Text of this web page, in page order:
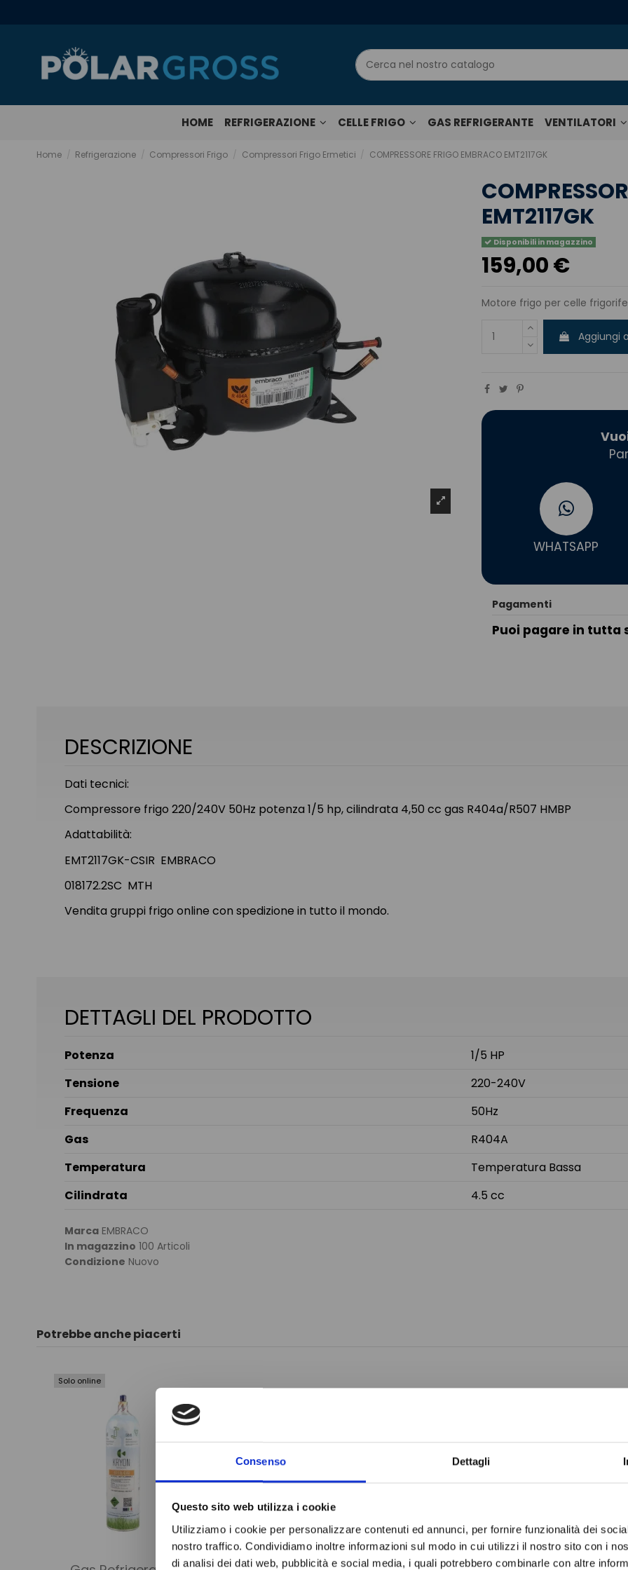
Consenso Dettagli
Questo sito web utilizza i cookie
Utilizziamo i cookie per personalizzare contenuti ed annunci, per fornire funzionalità dei
nostro traffico. Condividiamo inoltre informazioni sul modo in cui utilizzi il nostro sito con i
di analisi dei dati web, pubblicità e social media, i quali potrebbero combinarle con altre
HOME REFRIGERAZIONE CELLE FRIGO GAS REFRIGERANTE VENTILATORI
Home Refrigerazione Compressori Frigo Compressori Frigo Ermetici COMPRESSORE FRIGO EMBRACO EMT2117GK
EMT2117GK
Disponibili in magazzino
159,00 €
Motore frigo per celle
Aggiungi
WHATSAPP
Pagamenti
Puoi pagare in tutta
DESCRIZIONE
Dati tecnici:
Compressore frigo 220/240V 50Hz potenza 1/5 hp, cilindrata 4,50 cc gas R404a/R507 HMBP
Adattabilità:
EMT2117GK-CSIR EMBRACO
018172.2SC MTH
Vendita gruppi frigo online con spedizione in tutto il mondo.
DETTAGLI DEL PRODOTTO
Potenza
1/5 HP
Tensione
220-240V
Frequenza
50Hz
Gas
R404A
Temperatura
Temperatura Bassa
Cilindrata
4.5 cc
Marca EMBRACO
In magazzino 100 Articoli
Condizione Nuovo
Potrebbe anche piacerti
Solo online